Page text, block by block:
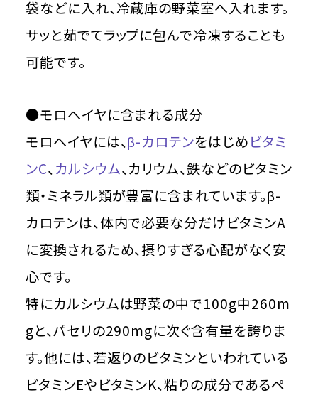
袋などに入れ、冷蔵庫の野菜室へ入れます。
サッと茹でてラップに包んで冷凍することも
可能です。
●モロヘイヤに含まれる成分
モロヘイヤには、β-カロテンをはじめビタミ
ンC、カルシウム、カリウム、鉄などのビタミン
類・ミネラル類が豊富に含まれています。β-
カロテンは、体内で必要な分だけビタミンA
に変換されるため、摂りすぎる心配がなく安
心です。
特にカルシウムは野菜の中で100g中260m
gと、パセリの290mgに次ぐ含有量を誇りま
す。他には、若返りのビタミンといわれている
ビタミンEやビタミンK、粘りの成分であるペ